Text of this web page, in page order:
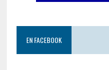
EN FACEBOOK